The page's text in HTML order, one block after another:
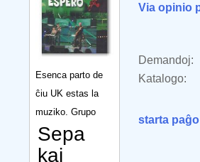
Esenca parto de
ĉiu UK estas la
muziko. Grupo
Sepa
kaj
Via opinio
Demandoj:
Katalogo:
starta paĝo